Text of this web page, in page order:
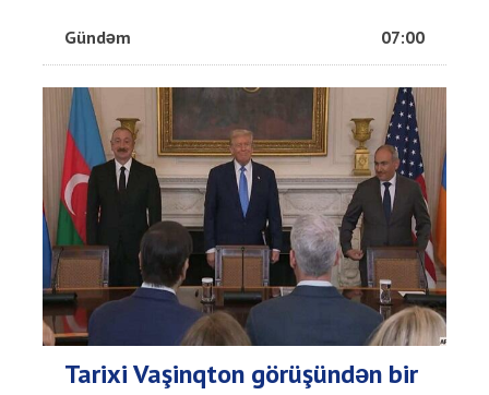
Gündəm 07:00
Tarixi Vaşinqton görüşündən bir